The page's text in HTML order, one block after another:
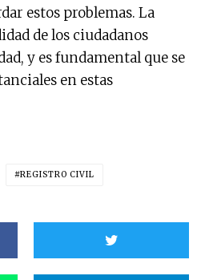
estos problemas. La
de los ciudadanos
y es fundamental que se
en estas
REGISTRO CIVIL